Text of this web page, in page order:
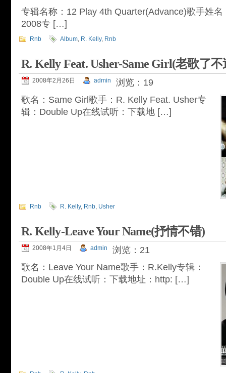
专辑名称：12 Play 4th Quarter(Advance)歌手姓
2008专 […]
Rnb Album, R. Kelly, Rnb
R. Kelly Feat. Usher-Same Girl(老歌了
2008年2月26日 admin
浏览：19
歌名：Same Girl歌手：R. Kelly Feat. Usher专
辑：Double Up在线试听：下载地 […]
Rnb R. Kelly, Rnb, Usher
R. Kelly-Leave Your Name(抒情不错)
2008年1月4日 admin
浏览：21
歌名：Leave Your Name歌手：R.Kelly专辑：
Double Up在线试听：下载地址：http: […]